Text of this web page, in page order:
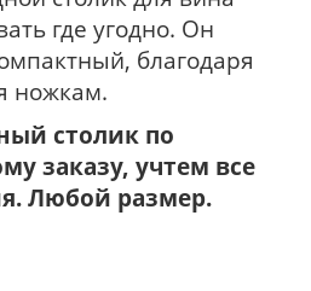
где угодно. Он
благодаря
ножкам.
столик по
заказу, учтем все
Любой размер.